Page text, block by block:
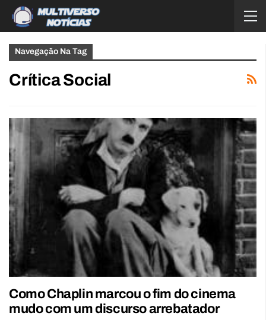
Navegação Na Tag
Crítica Social
Como Chaplin marcou o fim do cinema
mudo com um discurso arrebatador